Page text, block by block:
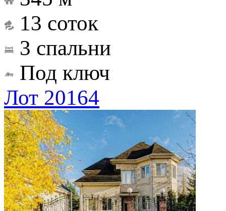
13 соток
3 спальни
Под ключ
Лот 20164